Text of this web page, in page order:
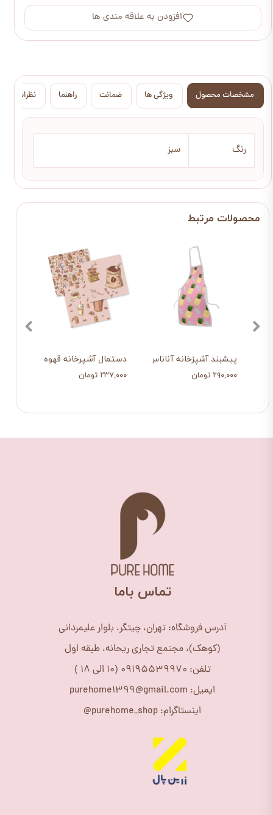
افزودن به علاقه مندی ها
مشخصات محصول ویژگی ها ضمانت راهنما نظرات
رنگ سبز
دستمال آشپرخانه قهوه
۲۳۷,۰۰۰ تومان
پیشبند آشپزخانه آناناس
۲۹۰,۰۰۰ تومان
​تماس باما
آدرس فروشگاه: تهران، چیتگر، بلوار علیمردانی
(کوهک)، مجتمع تجاری ریحانه، طبقه اول
تلفن: 09195539970 (10 الی 18 )
ایمیل: purehome1399@gmail.com
اینستاگرام: purehome_shop@